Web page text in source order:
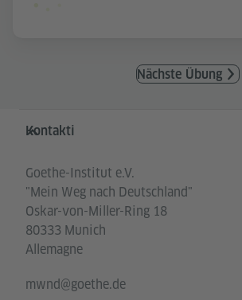
Nächste Übung
Service- und
Kontakti
Goethe-Institut e.V.
"Mein Weg nach Deutschland"
Oskar-von-Miller-Ring 18
80333 Munich
Allemagne
mwnd@goethe.de